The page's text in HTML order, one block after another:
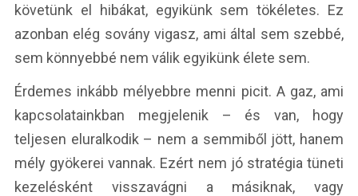
követünk el hibákat, egyikünk sem tökéletes. Ez
azonban elég sovány vigasz, ami által sem szebbé,
sem könnyebbé nem válik egyikünk élete sem.
Érdemes inkább mélyebbre menni picit. A gaz, ami
kapcsolatainkban megjelenik – és van, hogy
teljesen eluralkodik – nem a semmiből jött, hanem
mély gyökerei vannak. Ezért nem jó stratégia tüneti
kezelésként visszavágni a másiknak, vagy